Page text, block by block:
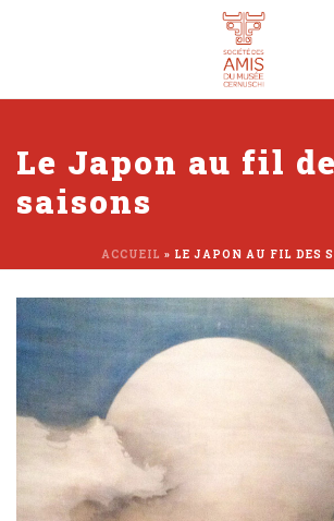
Le Japon au fil
saisons
ACCUEIL » LE JAPON AU FIL DES